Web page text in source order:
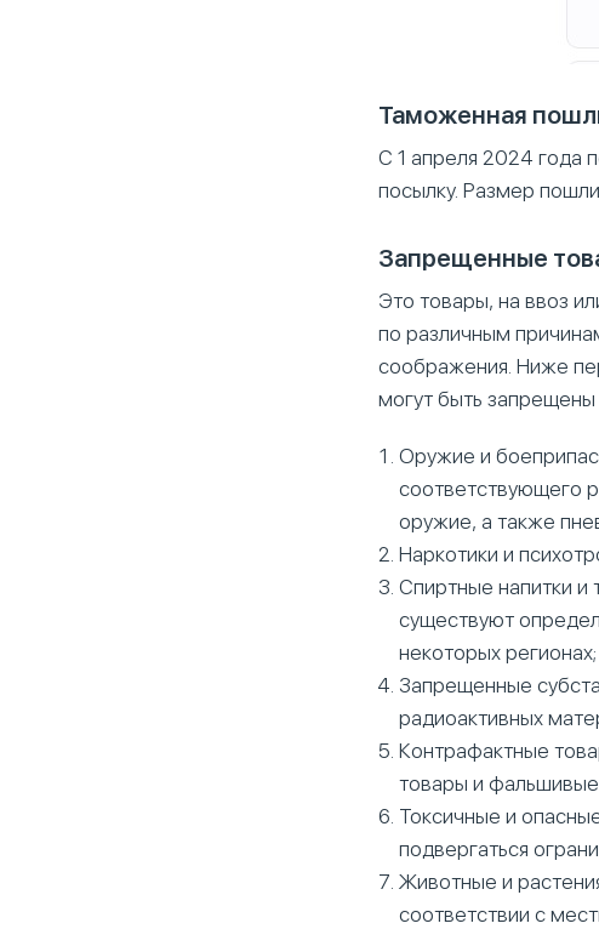
Таможенная
С 1 апреля 2024 года
посылку. Размер
Запрещенные
Это товары, на ввоз
по различным
соображения. Ниже
могут быть
Оружие и
соответствующего
оружие, а также
Наркотики и
Спиртные напитки и
существуют
некоторых регионах;
Запрещенные
радиоактивных
Контрафактные
товары и
Токсичные и
подвергаться
Животные и
соответствии с